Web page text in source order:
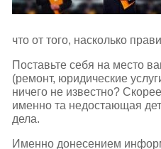
что от того, насколько
Поставьте себя на место
(ремонт, юридические
ничего не известно?
именно та недостающая
дела.
Именно донесением